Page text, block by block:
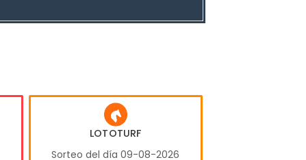
LOTOTURF
Sorteo del día 09-08-2026